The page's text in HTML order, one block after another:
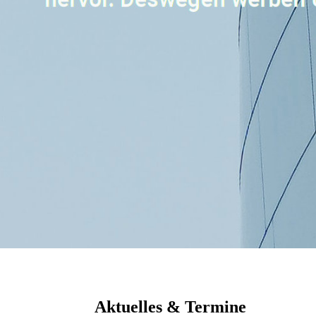
Aktuelles & Termine